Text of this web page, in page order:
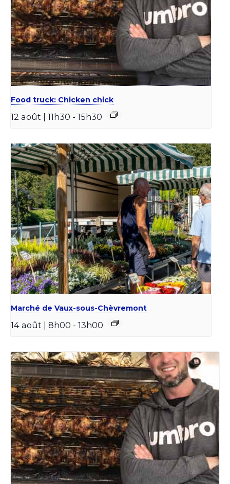
Food truck: Chicken chick
12 août | 11h30 - 15h30
Marché de Vaux-sous-Chèvremont
14 août | 8h00 - 13h00